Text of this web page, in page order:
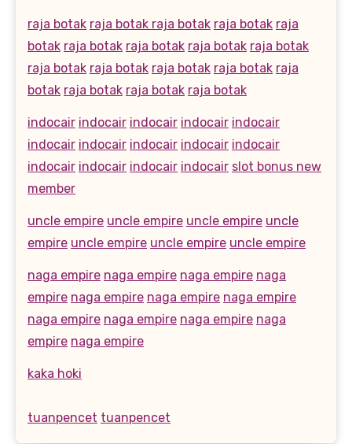
raja botak raja botak raja botak raja botak raja
botak raja botak raja botak raja botak raja botak
raja botak raja botak raja botak raja botak raja
botak raja botak raja botak raja botak
indocair indocair indocair indocair indocair
indocair indocair indocair indocair indocair
indocair indocair indocair indocair slot bonus new
member
uncle empire uncle empire uncle empire uncle
empire uncle empire uncle empire uncle empire
naga empire naga empire naga empire naga
empire naga empire naga empire naga empire
naga empire naga empire naga empire naga
empire naga empire
kaka hoki
tuanpencet tuanpencet